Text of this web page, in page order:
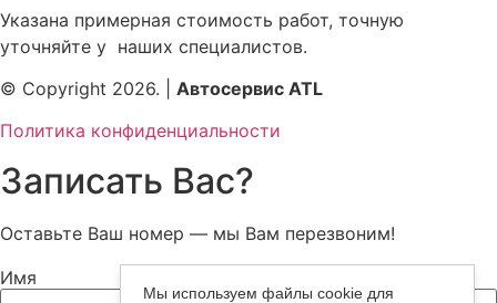
Указана примерная стоимость работ, точную
уточняйте у наших специалистов.
© Copyright 2026. | Автосервис ATL
Политика конфиденциальности
Мы используем файлы cookie для
Записать Вас?
Оставьте Ваш номер — мы Вам перезвоним!
Имя